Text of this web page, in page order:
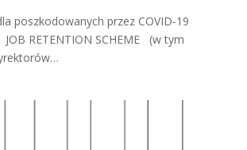
poszkodowanych przez COVID-19
RETENTION SCHEME (w tym